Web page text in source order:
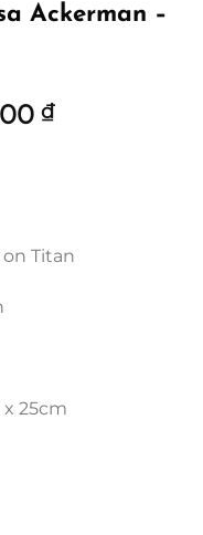
Ackerman –
₫Khoảng
9.200.000
Titan
x 25cm